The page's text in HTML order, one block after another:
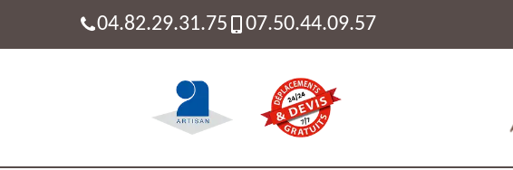
04.82.29.31.75 07.50.44.09.57